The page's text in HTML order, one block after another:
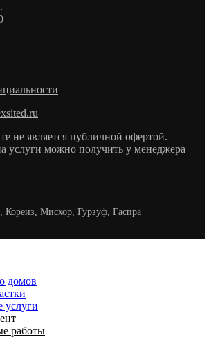
не является публичной офертой.
услуги можно получить у менеджера
Мисхор, Гурзуф, Гаспра
домов
услуги
работы